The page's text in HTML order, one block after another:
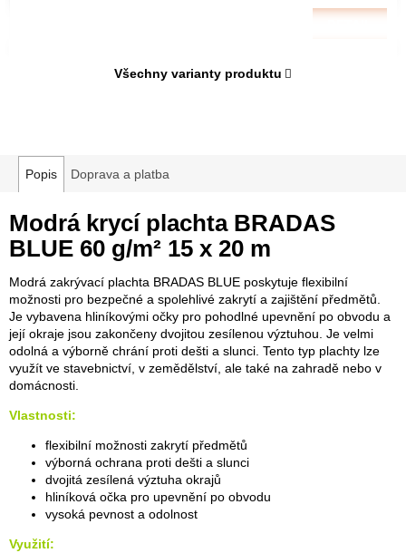
Všechny varianty produktu
Popis Doprava a platba
Modrá krycí plachta BRADAS
BLUE 60 g/m² 15 x 20 m
Modrá zakrývací plachta BRADAS BLUE poskytuje flexibilní
možnosti pro bezpečné a spolehlivé zakrytí a zajištění předmětů.
Je vybavena hliníkovými očky pro pohodlné upevnění po obvodu a
její okraje jsou zakončeny dvojitou zesílenou výztuhou. Je velmi
odolná a výborně chrání proti dešti a slunci. Tento typ plachty lze
využít ve stavebnictví, v zemědělství, ale také na zahradě nebo v
domácnosti.
Vlastnosti:
flexibilní možnosti zakrytí předmětů
výborná ochrana proti dešti a slunci
dvojitá zesílená výztuha okrajů
hliníková očka pro upevnění po obvodu
vysoká pevnost a odolnost
Využití: